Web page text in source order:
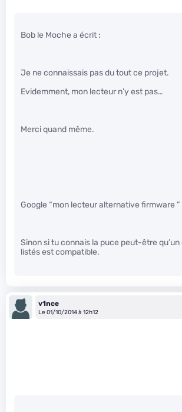
Bob le Moche a écrit :
Je ne connaissais pas du tout ce projet.
Evidemment, mon lecteur n’y est pas…
Merci quand même.
Google “mon lecteur alternative firmware ”
Sinon si tu connais la puce peut-être
listés est compatible.
v1nce
Le 01/10/2014 à 12h12